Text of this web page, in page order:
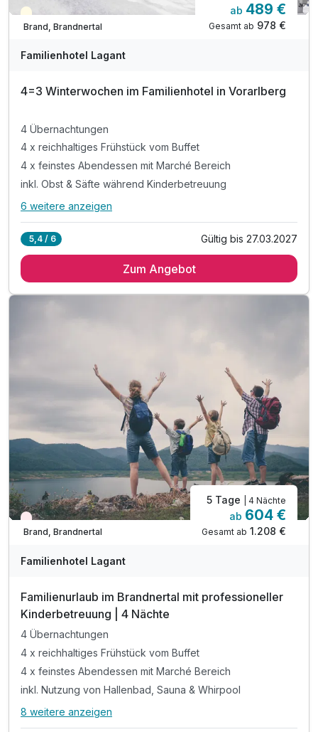
Saisonal verfügbar
Brand, Brandnertal
ab 489 €
Gesamt ab 978 €
Familienhotel Lagant
4=3 Winterwochen im Familienhotel in Vorarlberg
4 Übernachtungen
4 x reichhaltiges Frühstück vom Buffet
4 x feinstes Abendessen mit Marché Bereich
inkl. Obst & Säfte während Kinderbetreuung
Alle Inklusivleistungen
4 x reichhaltiges Frühstück vom Buffet
inkl. Spielplatz, Trampolin & Ziegengehege
inkl. Komfortables Babylächeln Paket
Kinderpreise inkl. fam so gut Paket (HP)
6 weitere anzeigen
5,4 / 6 Gültig bis 27.03.2027
Zum Angebot
Wieder frei ab September
Brand, Brandnertal
5 Tage | 4 Nächte
ab 604 €
Gesamt ab 1.208 €
Familienhotel Lagant
Familienurlaub im Brandnertal mit professioneller
Kinderbetreuung | 4 Nächte
4 Übernachtungen
4 x reichhaltiges Frühstück vom Buffet
4 x feinstes Abendessen mit Marché Bereich
inkl. Nutzung von Hallenbad, Sauna & Whirpool
Alle Inklusivleistungen
8 weitere anzeigen